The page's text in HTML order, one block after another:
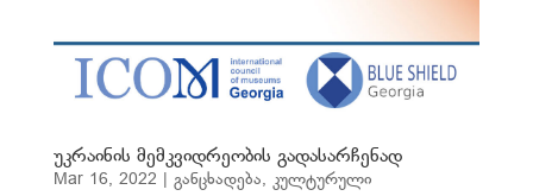
უკრაინის მემკვიდრეობის გადასარჩენად
Mar 16, 2022 განცხადება, კულტურული